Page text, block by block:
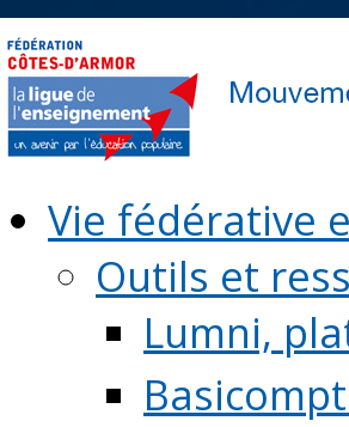
Vie fédérative
Outils et
Lumni,